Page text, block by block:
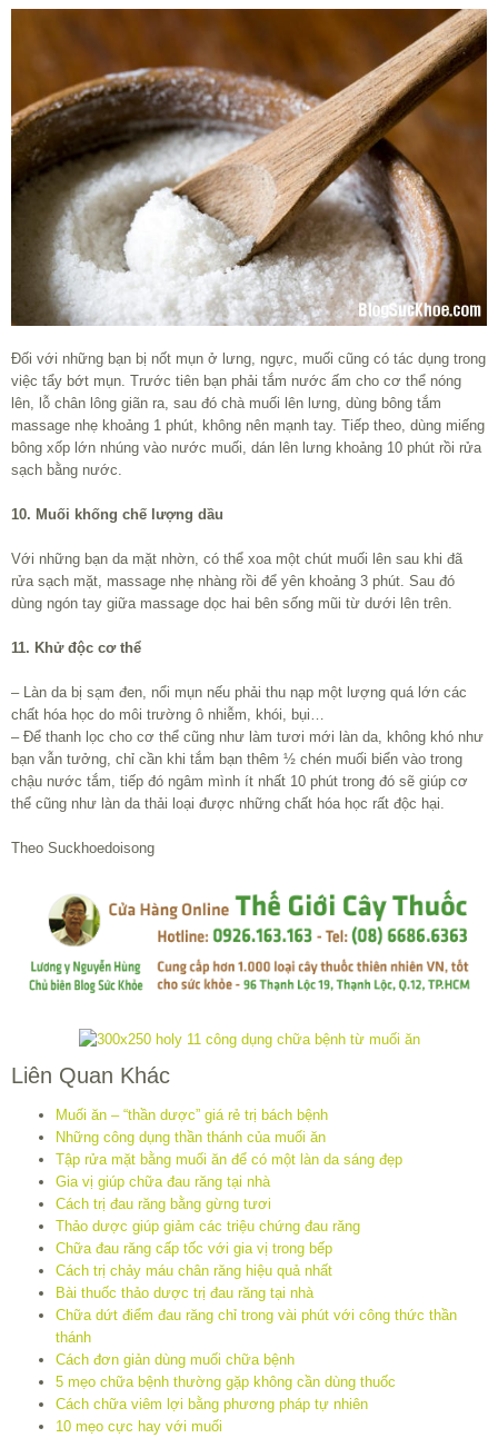
Đối với những bạn bị nốt mụn ở lưng, ngực, muối cũng có tác dụng trong
việc tẩy bớt mụn. Trước tiên bạn phải tắm nước ấm cho cơ thể nóng
lên, lỗ chân lông giãn ra, sau đó chà muối lên lưng, dùng bông tắm
massage nhẹ khoảng 1 phút, không nên mạnh tay. Tiếp theo, dùng miếng
bông xốp lớn nhúng vào nước muối, dán lên lưng khoảng 10 phút rồi rửa
sạch bằng nước.
10. Muối khống chế lượng dầu
Với những bạn da mặt nhờn, có thể xoa một chút muối lên sau khi đã
rửa sạch mặt, massage nhẹ nhàng rồi để yên khoảng 3 phút. Sau đó
dùng ngón tay giữa massage dọc hai bên sống mũi từ dưới lên trên.
11. Khử độc cơ thể
– Làn da bị sạm đen, nổi mụn nếu phải thu nạp một lượng quá lớn các
chất hóa học do môi trường ô nhiễm, khói, bụi…
– Để thanh lọc cho cơ thể cũng như làm tươi mới làn da, không khó như
bạn vẫn tưởng, chỉ cần khi tắm bạn thêm ½ chén muối biển vào trong
chậu nước tắm, tiếp đó ngâm mình ít nhất 10 phút trong đó sẽ giúp cơ
thể cũng như làn da thải loại được những chất hóa học rất độc hại.
Theo Suckhoedoisong
Liên Quan Khác
Muối ăn – “thần dược” giá rẻ trị bách bệnh
Những công dụng thần thánh của muối ăn
Tập rửa mặt bằng muối ăn để có một làn da sáng đẹp
Gia vị giúp chữa đau răng tại nhà
Cách trị đau răng bằng gừng tươi
Thảo dược giúp giảm các triệu chứng đau răng
Chữa đau răng cấp tốc với gia vị trong bếp
Cách trị chảy máu chân răng hiệu quả nhất
Bài thuốc thảo dược trị đau răng tại nhà
Chữa dứt điểm đau răng chỉ trong vài phút với công thức thần
thánh
Cách đơn giản dùng muối chữa bệnh
5 mẹo chữa bệnh thường gặp không cần dùng thuốc
Cách chữa viêm lợi bằng phương pháp tự nhiên
10 mẹo cực hay với muối